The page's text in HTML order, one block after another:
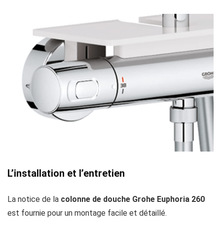
L’installation et l’entretien
La notice de la colonne de douche Grohe Euphoria 260
est fournie pour un montage facile et détaillé.